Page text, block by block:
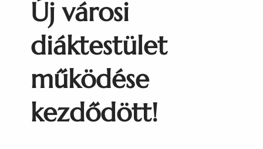
h
P
n
i
n
a
k
Új városi
diáktestület
működése
kezdődött!